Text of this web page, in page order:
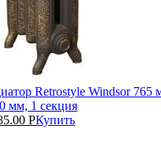
Retrostyle Windsor 765
мм, 1 секция
РКупить